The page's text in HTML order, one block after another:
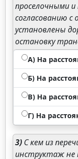
проселочными
согласованию
установлены
остановку
А) На
Б) На
В) На
Г) На
3) С кем из
инструктаж не